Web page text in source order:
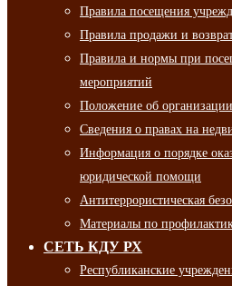
Правила посещения
Правила продажи и
Правила и нормы при
мероприятий
Положение об
Сведения о правах на
Информация о порядке
юридической помощи
Антитеррористическая
Материалы по
СЕТЬ КДУ РХ
Республиканские